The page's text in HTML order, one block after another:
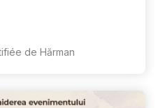
de Hărman